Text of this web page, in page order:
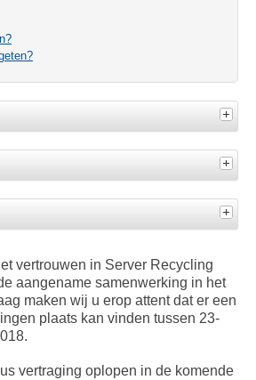
vertrouwen in Server Recycling
aangename samenwerking in het
maken wij u erop attent dat er een
plaats kan vinden tussen 23-
vertraging oplopen in de komende